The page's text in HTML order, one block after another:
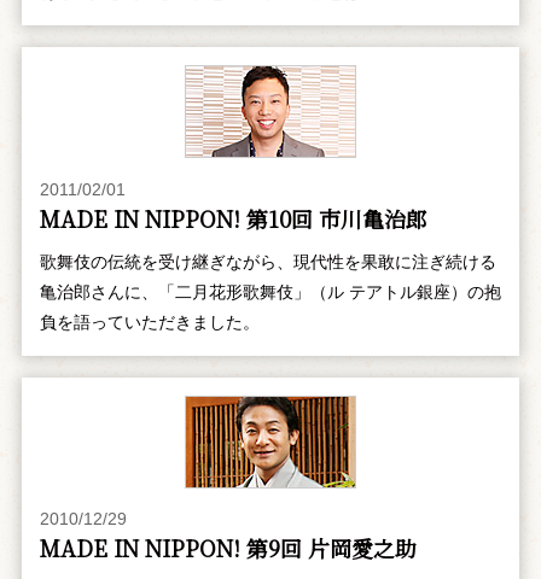
2011/02/01
MADE IN NIPPON! 第10回 市川亀治郎
歌舞伎の伝統を受け継ぎながら、現代性を果敢に注ぎ続ける
亀治郎さんに、「二月花形歌舞伎」（ル テアトル銀座）の抱
負を語っていただきました。
2010/12/29
MADE IN NIPPON! 第9回 片岡愛之助